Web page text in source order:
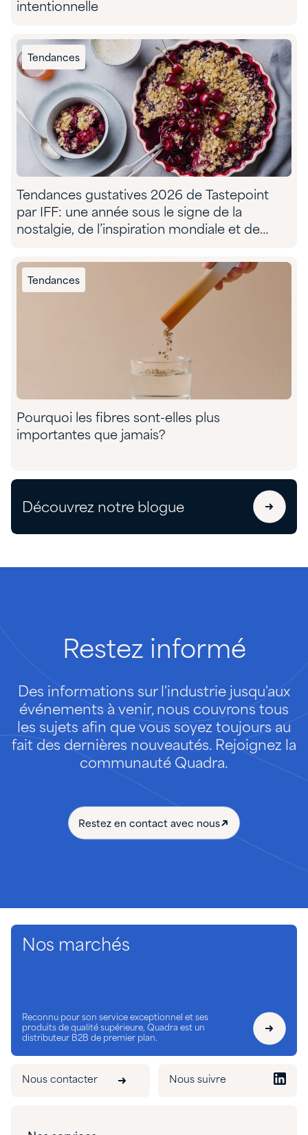
intentionnelle
Tendances
Tendances gustatives 2026 de Tastepoint
par IFF: une année sous le signe de la
nostalgie, de l’inspiration mondiale et de
Tendances
Pourquoi les fibres sont-elles plus
importantes que jamais?
Découvrez notre blogue
Restez informé
Des informations sur l'industrie jusqu'aux
événements à venir, nous couvrons tous
les sujets afin que vous soyez toujours au
fait des dernières nouveautés. Rejoignez la
communauté Quadra.
Restez en contact avec nous
Nos marchés
Reconnu pour son service exceptionnel et ses
produits de qualité supérieure, Quadra est un
distributeur B2B de premier plan.
Nous contacter Nous suivre